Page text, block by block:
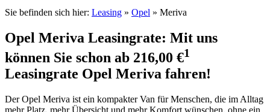
Sie befinden sich hier: Leasing » Opel » Meriva
Opel Meriva Leasingrate: Mit uns
können Sie schon ab 216,00 €1
Leasingrate Opel Meriva fahren!
Der Opel Meriva ist ein kompakter Van für Menschen, die im Alltag
mehr Platz, mehr Übersicht und mehr Komfort wünschen, ohne ein